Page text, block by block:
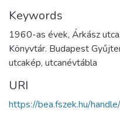
Keywords
1960-as évek, Árkász
Könyvtár. Budapest
utcakép, utcanévtábla
URI
https://bea.fszek.hu/